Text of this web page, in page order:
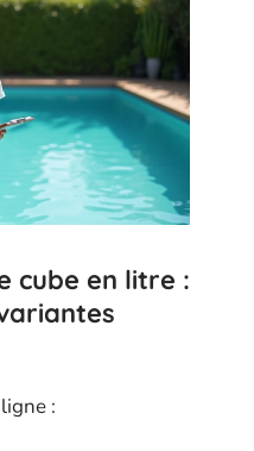
cube en litre :
: